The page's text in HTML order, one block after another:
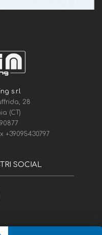
s.r.l
28
(CT)
+39095430797
SOCIAL